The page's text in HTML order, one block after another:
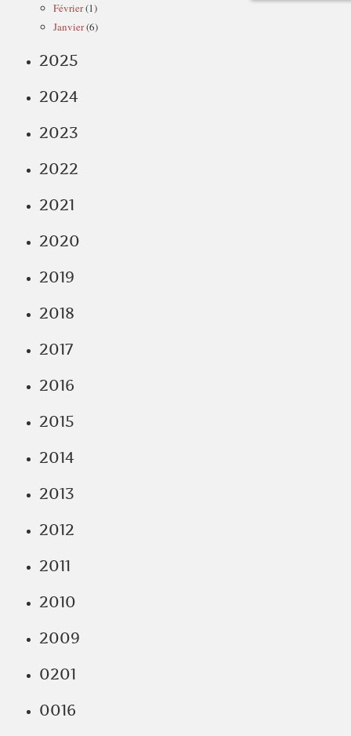
Février(1)
Janvier(6)
2025
2024
2023
2022
2021
2020
2019
2018
2017
2016
2015
2014
2013
2012
2011
2010
2009
0201
0016